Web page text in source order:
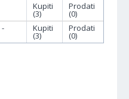
Kupiti
(3)
Prodati
(0)
Kupiti
(3)
Prodati
(0)